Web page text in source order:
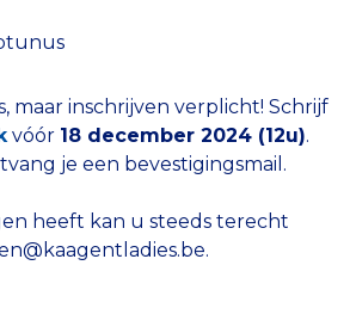
maar inschrijven verplicht! Schrijf
vóór 18 december 2024 (12u).
je een bevestigingsmail.
heeft kan u steeds terecht